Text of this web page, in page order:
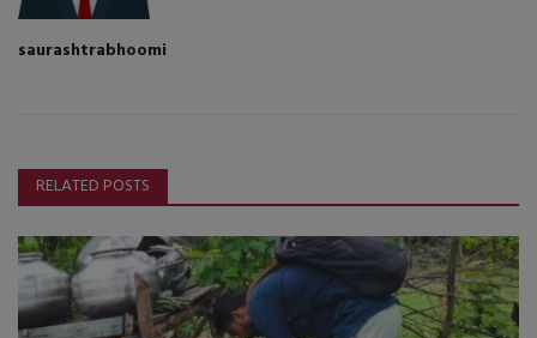
saurashtrabhoomi
RELATED POSTS